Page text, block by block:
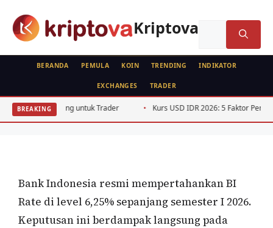
Kriptova
BERANDA PEMULA KOIN TRENDING INDIKATOR
EXCHANGES TRADER
BREAKING
untuk Trader Kurs USD IDR 2026: 5 Faktor Penggerak Pelemahan
ANALISA FUNDAMENTAL
BI Rate Kripto Indonesia: Dampak Suku
Bunga Tinggi pada Portofolio 2026
Bank Indonesia resmi mempertahankan BI
Rate di level 6,25% sepanjang semester I 2026.
Keputusan ini berdampak langsung pada